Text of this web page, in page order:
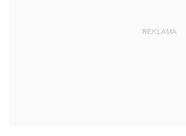
REKLAMA